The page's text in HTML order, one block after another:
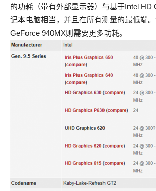
的功耗（带有外部显示器）与基于Intel HD
记本电脑相当，并且在所有测量的最低端
GeForce 940MX则需要更多功耗。